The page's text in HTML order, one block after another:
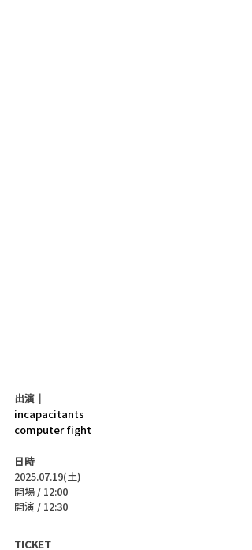
出演｜
incapacitants
computer fight
日時
2025.07.19(土)
開場 / 12:00
開演 / 12:30
TICKET